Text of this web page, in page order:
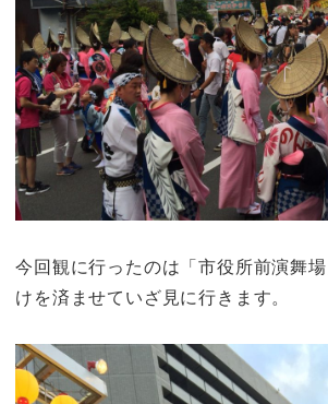
今回観に行ったのは 「市役所前演舞場
けを済ませていざ見に行きます。